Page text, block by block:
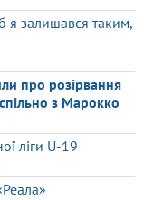
я залишався таким,
про розірвання
з Марокко
ліги U-19